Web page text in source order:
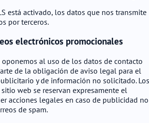
está activado, los datos que nos transmite
por terceros.
electrónicos promocionales
oponemos al uso de los datos de contacto
de la obligación de aviso legal para el
y de información no solicitado. Los
web se reservan expresamente el
acciones legales en caso de publicidad no
de spam.